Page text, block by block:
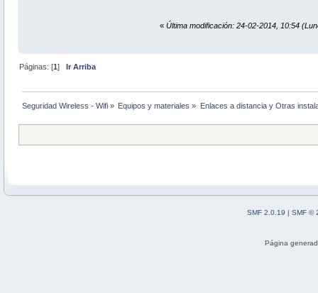
« Última modificación: 24-02-2014, 10:54
Páginas: [1]Ir Arriba
Seguridad Wireless - Wifi » Equipos y materiales » Enlaces a distancia y Otras
SMF 2.0.19 | SMF ©
Página